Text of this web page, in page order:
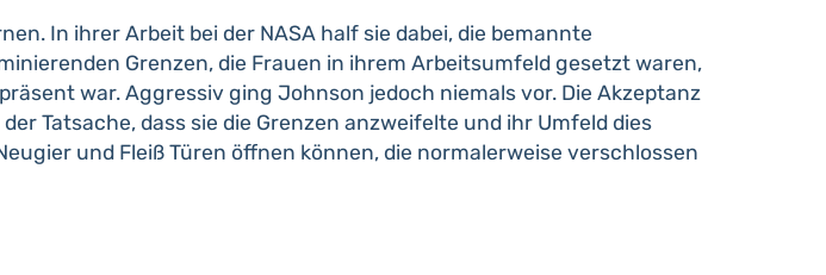
In ihrer Arbeit bei der NASA half sie dabei, die bemannte
Grenzen, die Frauen in ihrem Arbeitsumfeld gesetzt waren,
war. Aggressiv ging Johnson jedoch niemals vor. Die Akzeptanz
Tatsache, dass sie die Grenzen anzweifelte und ihr Umfeld dies
und Fleiß Türen öffnen können, die normalerweise verschlossen